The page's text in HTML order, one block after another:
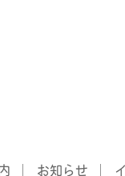
お知らせ